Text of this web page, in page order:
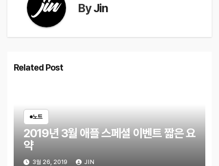
ByJin
Related Post
노트
2019년 3월 애플 스페셜 이벤트 짧은 요
약
3월 26, 2019 JIN